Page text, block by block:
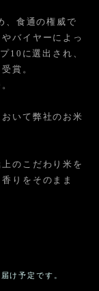
、食通の権威で
バイヤーによっ
10に選出され、
賞。
いて弊社のお米
のこだわり米を
りをそのまま
け予定です。